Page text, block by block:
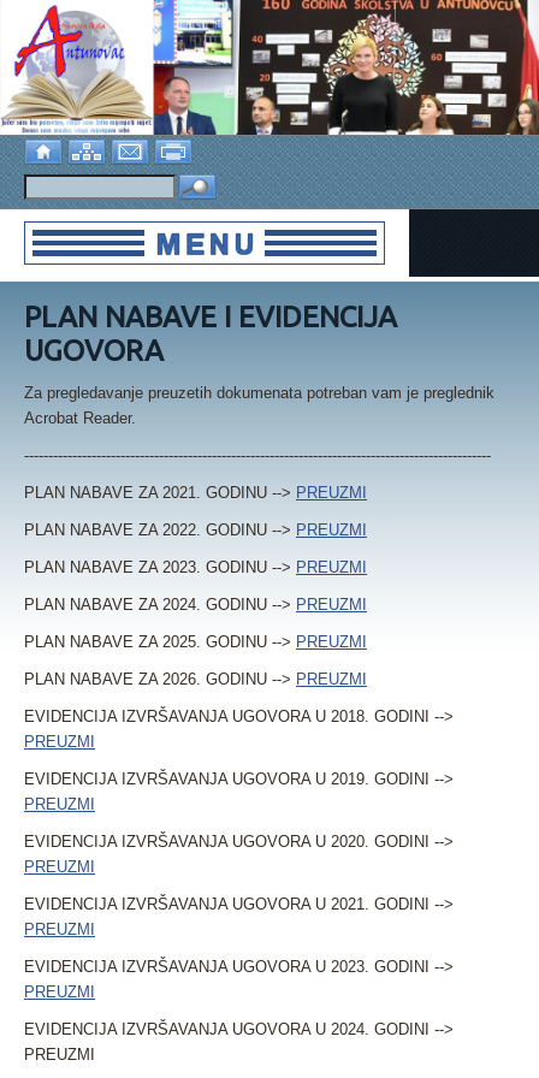
PLAN NABAVE I EVIDENCIJA
UGOVORA
Za pregledavanje preuzetih dokumenata potreban vam je preglednik
Acrobat Reader.
-------------------------------------------------------------------------------------------------
PLAN NABAVE ZA 2021. GODINU --> PREUZMI
PLAN NABAVE ZA 2022. GODINU --> PREUZMI
PLAN NABAVE ZA 2023. GODINU --> PREUZMI
PLAN NABAVE ZA 2024. GODINU --> PREUZMI
PLAN NABAVE ZA 2025. GODINU --> PREUZMI
PLAN NABAVE ZA 2026. GODINU --> PREUZMI
EVIDENCIJA IZVRŠAVANJA UGOVORA U 2018. GODINI -->
PREUZMI
EVIDENCIJA IZVRŠAVANJA UGOVORA U 2019. GODINI -->
PREUZMI
EVIDENCIJA IZVRŠAVANJA UGOVORA U 2020. GODINI -->
PREUZMI
EVIDENCIJA IZVRŠAVANJA UGOVORA U 2021. GODINI -->
PREUZMI
EVIDENCIJA IZVRŠAVANJA UGOVORA U 2023. GODINI -->
PREUZMI
EVIDENCIJA IZVRŠAVANJA UGOVORA U 2024. GODINI -->
PREUZMI